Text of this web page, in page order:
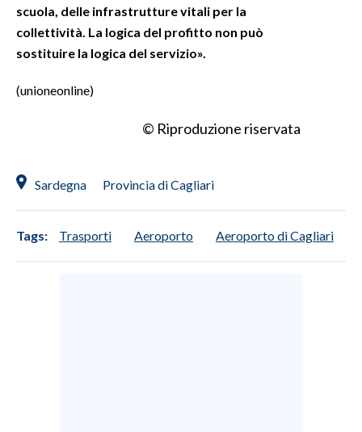
scuola, delle infrastrutture vitali per la
collettività. La logica del profitto non può
sostituire la logica del servizio».
(unioneonline)
© Riproduzione riservata
Sardegna Provincia di Cagliari
Tags: Trasporti Aeroporto Aeroporto di Cagliari